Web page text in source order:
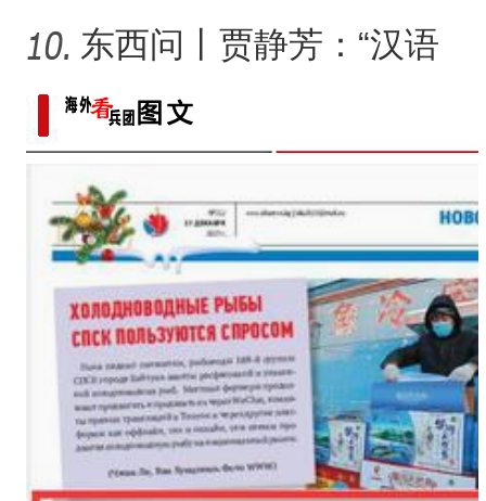
药仓”到“中医药之乡”
东西问丨贾静芳：“汉语
热”如何在塔吉克斯坦升温